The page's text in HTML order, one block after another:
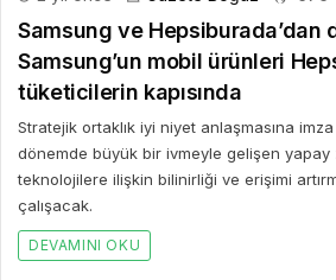
Samsung ve Hepsiburada’dan
Samsung’un mobil ürünleri
tüketicilerin kapısında
Stratejik ortaklık iyi niyet anlaşmasına
dönemde büyük bir ivmeyle gelişen
teknolojilere ilişkin bilinirliği ve erişimi
çalışacak.
DEVAMINI OKU